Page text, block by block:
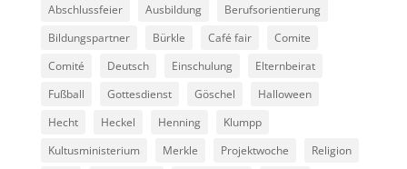
Abschlussfeier
Ausbildung
Berufsorientierung
Bildungspartner
Bürkle Café fair
Comite
Comité
Deutsch Einschulung
Elternbeirat
Fußball
Gottesdienst Göschel
Halloween
Hecht
Heckel Henning
Klumpp
Kultusministerium
Merkle Projektwoche
Religion